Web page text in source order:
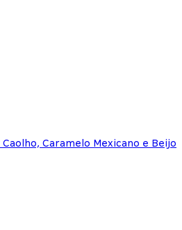
Caolho, Caramelo Mexicano e Beijo